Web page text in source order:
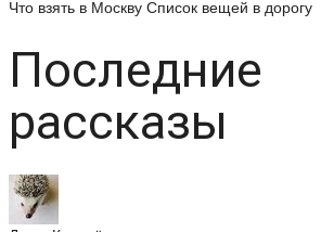
Что взять в Москву Список вещей в дорогу
Последние
рассказы